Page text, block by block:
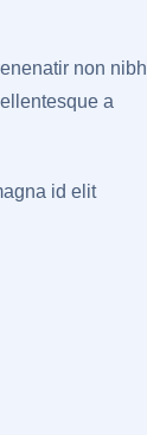
non nibh
a
id elit